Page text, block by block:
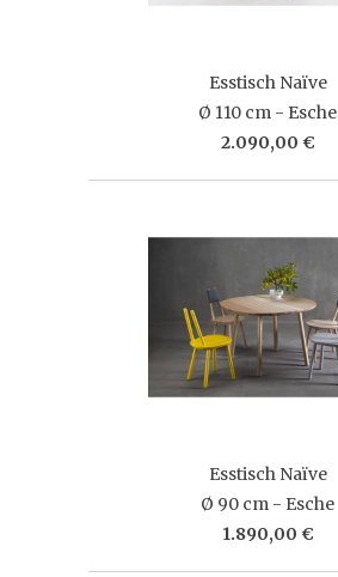
Esstisch Naïve
Ø 110 cm - Esche
2.090,00 €
Esstisch Naïve
Ø 90 cm - Esche
1.890,00 €